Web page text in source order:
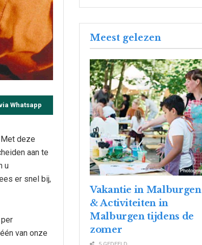
Whatsapp
deze
aan te
u
er snel bij,
van onze
Meest gelezen
Vakantie in Malburgen
& Activiteiten in
Malburgen tijdens de
zomer